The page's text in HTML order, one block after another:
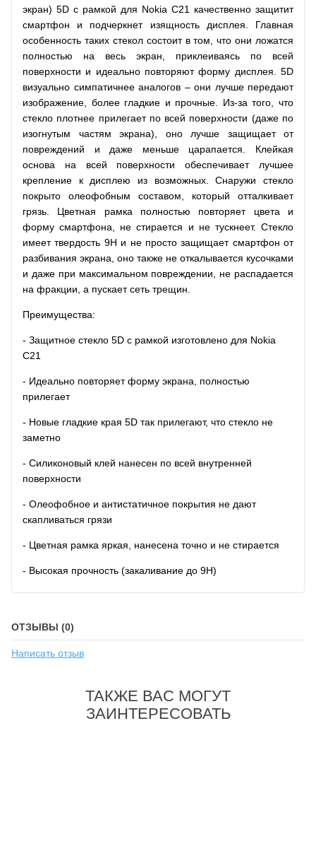
экран) 5D с рамкой для Nokia C21 качественно защитит
смартфон и подчеркнет изящность дисплея. Главная
особенность таких стекол состоит в том, что они ложатся
полностью на весь экран, приклеиваясь по всей
поверхности и идеально повторяют форму дисплея. 5D
визуально симпатичнее аналогов – они лучше передают
изображение, более гладкие и прочные. Из-за того, что
стекло плотнее прилегает по всей поверхности (даже по
изогнутым частям экрана), оно лучше защищает от
повреждений и даже меньше царапается. Клейкая
основа на всей поверхности обеспечивает лучшее
крепление к дисплею из возможных. Снаружи стекло
покрыто олеофобным составом, который отталкивает
грязь. Цветная рамка полностью повторяет цвета и
форму смартфона, не стирается и не тускнеет. Стекло
имеет твердость 9H и не просто защищает смартфон от
разбивания экрана, оно также не откалывается кусочками
и даже при максимальном повреждении, не распадается
на фракции, а пускает сеть трещин.
Преимущества:
- Защитное стекло 5D с рамкой изготовлено для Nokia
C21
- Идеально повторяет форму экрана, полностью
прилегает
- Новые гладкие края 5D так прилегают, что стекло не
заметно
- Силиконовый клей нанесен по всей внутренней
поверхности
- Олеофобное и антистатичное покрытия не дают
скапливаться грязи
- Цветная рамка яркая, нанесена точно и не стирается
- Высокая прочность (закаливание до 9H)
ОТЗЫВЫ (0)
Написать отзыв
ТАКЖЕ ВАС МОГУТ
ЗАИНТЕРЕСОВАТЬ